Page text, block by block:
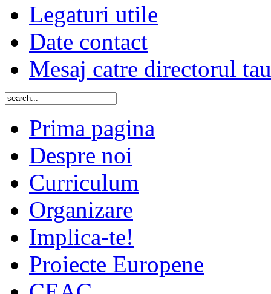
Legaturi utile
Date contact
Mesaj catre directorul tau
Prima pagina
Despre noi
Curriculum
Organizare
Implica-te!
Proiecte Europene